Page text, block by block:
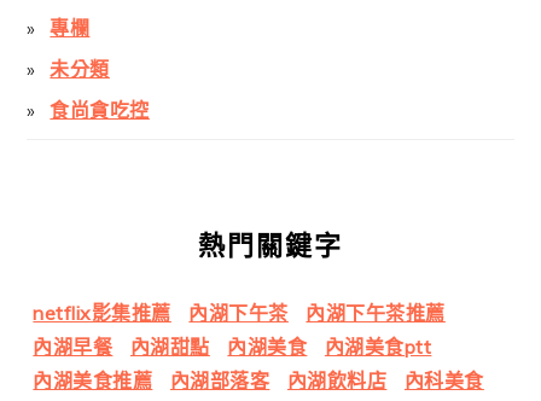
專欄
未分類
食尚貪吃控
熱門關鍵字
netflix影集推薦 內湖下午茶
內湖下午茶推薦
內湖早餐
內湖甜點 內湖美食
內湖美食ptt
內湖美食推薦
內湖部落客 內湖飲料店
內科美食